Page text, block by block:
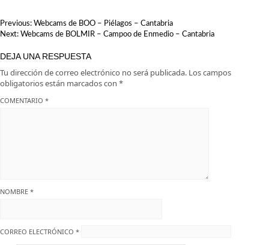
NAVEGACIÓN
DE
Previous: Webcams de BOO – Piélagos – Cantabria
Next: Webcams de BOLMIR – Campoo de Enmedio – Cantabria
DEJA UNA RESPUESTA
Tu dirección de correo electrónico no será publicada. Los campos
obligatorios están marcados con *
COMENTARIO *
NOMBRE *
CORREO ELECTRÓNICO *